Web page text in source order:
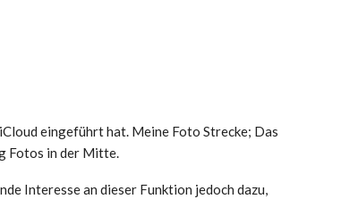
eingeführt hat. Meine Foto Strecke; Das
Fotos in der Mitte.
Interesse an dieser Funktion jedoch dazu,